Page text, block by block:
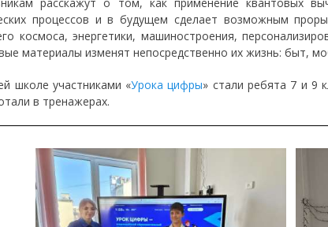
процессов и в будущем сделает возможным
космоса, энергетики, машиностроения,
материалы изменят непосредственно их жизнь: быт,
школе участниками «Урока цифры» стали ребята 7 и 9
в тренажерах.